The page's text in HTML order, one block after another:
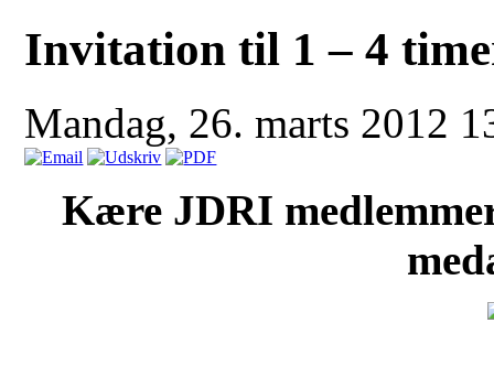
Invitation til 1 – 4
Mandag, 26. marts 2012
Kære JDRI